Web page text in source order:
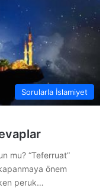
Sorularla İslamiyet
mu? “Teferruat”
önem
peruk…